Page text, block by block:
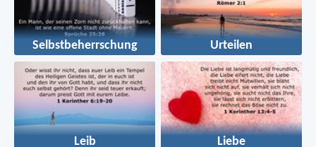
Selbstbeherrschung Urteilen
Leib Liebe